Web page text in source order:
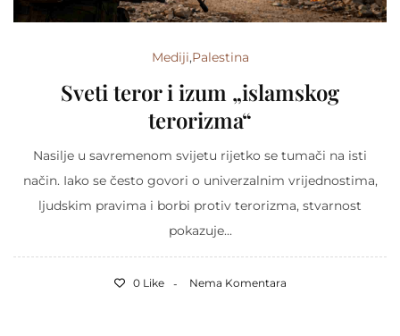
Mediji,Palestina
Sveti teror i izum „islamskog
terorizma“
Nasilje u savremenom svijetu rijetko se tumači na isti
način. Iako se često govori o univerzalnim vrijednostima,
ljudskim pravima i borbi protiv terorizma, stvarnost
pokazuje...
0 Like Nema Komentara